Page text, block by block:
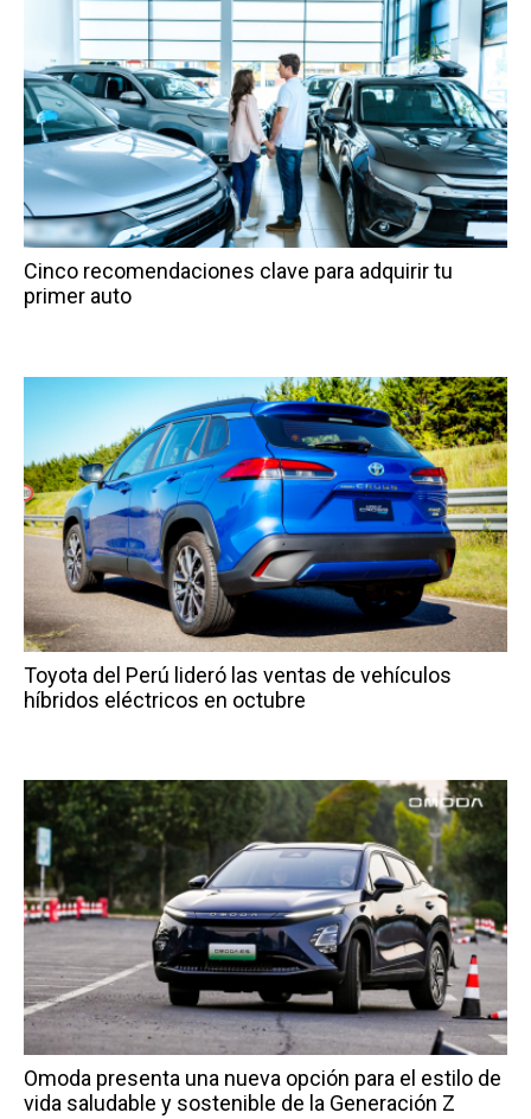
Cinco recomendaciones clave para adquirir tu
primer auto
Toyota del Perú lideró las ventas de vehículos
híbridos eléctricos en octubre
Omoda presenta una nueva opción para el estilo de
vida saludable y sostenible de la Generación Z